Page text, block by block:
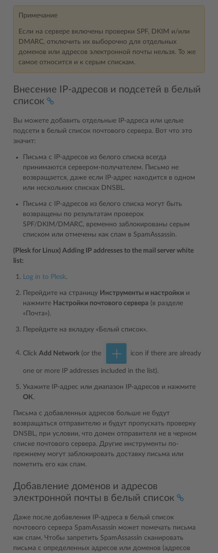
Примечание
Если на сервере включены проверки SPF, DKIM и/или
DMARC, отключить их выборочно для отдельных
доменов или адресов электронной почты нельзя. То же
самое относится и к серым спискам.
Внесение IP-адресов и подсетей в белый
список
Вы можете добавить отдельные IP-адреса или целые
подсети в белый список почтового сервера. Вот что это
значит:
Письма с IP-адресов из белого списка всегда
принимаются сервером-получателем. Письмо не
возвращается, даже если IP-адрес находится в одном
или нескольких списках DNSBL.
Письма с IP-адресов из белого списка могут быть
возвращены по результатам проверок
SPF/DKIM/DMARC, временно заблокированы серым
списком или отмечены как спам в SpamAssassin.
(Plesk for Linux) Adding IP addresses to the mail server white
list:
Log in to Plesk.
Перейдите на страницу Инструменты и настройки и
нажмите Настройки почтового сервера (в разделе
«Почта»).
Перейдите на вкладку «Белый список».
Click Add Network (or the icon if there are already
one or more IP addresses included in the list).
Укажите IP-адрес или диапазон IP-адресов и нажмите
ОК.
Письма с добавленных адресов больше не будут
возвращаться отправителю и будут пропускать проверку
DNSBL, при условии, что домен отправителя не в черном
списке почтового сервера. Другие инструменты по-
прежнему могут заблокировать доставку письма или
пометить его как спам.
Добавление доменов и адресов
электронной почты в белый список
Даже после добавления IP-адреса в белый список
почтового сервера SpamAssassin может помечать письма
как спам. Чтобы запретить SpamAssassin сканировать
письма с определенных адресов или доменов (адресов